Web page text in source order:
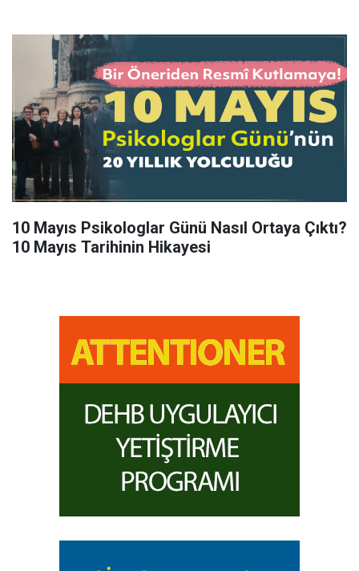
10 Mayıs Psikologlar Günü Nasıl Ortaya Çıktı?
10 Mayıs Tarihinin Hikayesi